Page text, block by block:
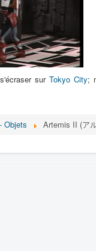
sur Tokyo City;
Objets Artemis II (ア